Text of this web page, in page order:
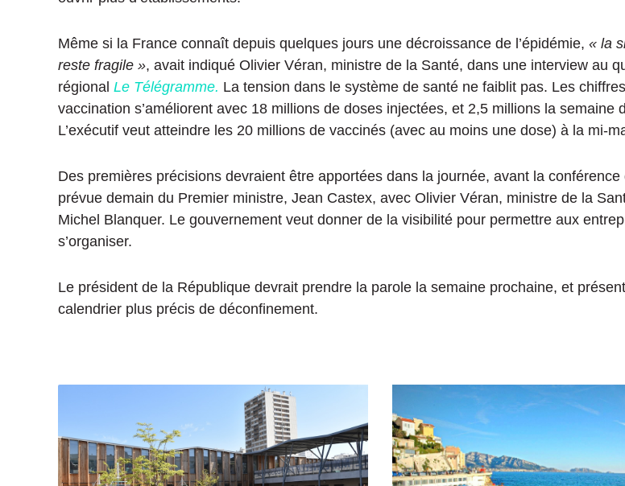
Même si la France connaît depuis quelques jours une décroissance de l’épidémie, « la
reste fragile », avait indiqué Olivier Véran, ministre de la Santé, dans une interview au
régional Le Télégramme. La tension dans le système de santé ne faiblit pas. Les
vaccination s’améliorent avec 18 millions de doses injectées, et 2,5 millions la semaine
L’exécutif veut atteindre les 20 millions de vaccinés (avec au moins une dose) à la mi-
Des premières précisions devraient être apportées dans la journée, avant la conférence
prévue demain du Premier ministre, Jean Castex, avec Olivier Véran, ministre de la
Michel Blanquer. Le gouvernement veut donner de la visibilité pour permettre aux
s’organiser.
Le président de la République devrait prendre la parole la semaine prochaine, et
calendrier plus précis de déconfinement.
i
l
l
a
r
s
e
i